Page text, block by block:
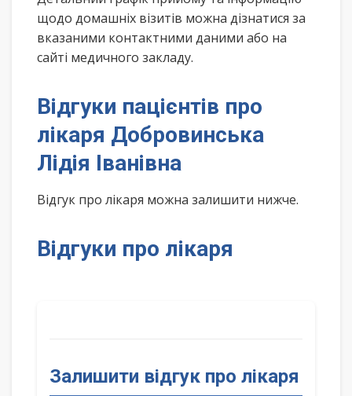
щодо домашніх візитів можна дізнатися за
вказаними контактними даними або на
сайті медичного закладу.
Відгуки пацієнтів про
лікаря Добровинська
Лідія Іванівна
Відгук про лікаря можна залишити нижче.
Відгуки про лікаря
Залишити відгук про лікаря